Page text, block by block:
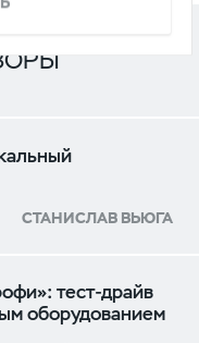
СТАНИСЛАВ ВЬЮГА
тест-драйв
оборудованием